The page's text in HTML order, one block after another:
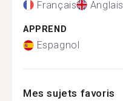
Français Anglais
APPREND
Espagnol
Mes sujets favoris